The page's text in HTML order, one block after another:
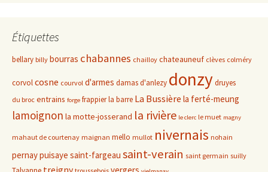
Étiquettes
bellary billy bourras chabannes chailloy chateauneuf clèves colméry
corvolcosne courvol d'armes damas d'anlezy donzydruyes
du broc entrains forge frappierla barre La Bussière la ferté-meung
lamoignon la motte-josserand la rivière le clerc le muet magny
mahaut de courtenay maignan mello mullot nivernais nohain
pernaypuisaye saint-fargeau saint-verain saint germain suilly